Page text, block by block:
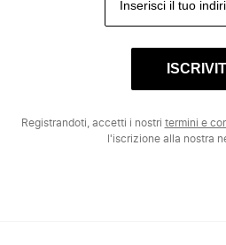
ISCRIVITI
Registrandoti, accetti i nostri termini e
l'iscrizione alla nostra